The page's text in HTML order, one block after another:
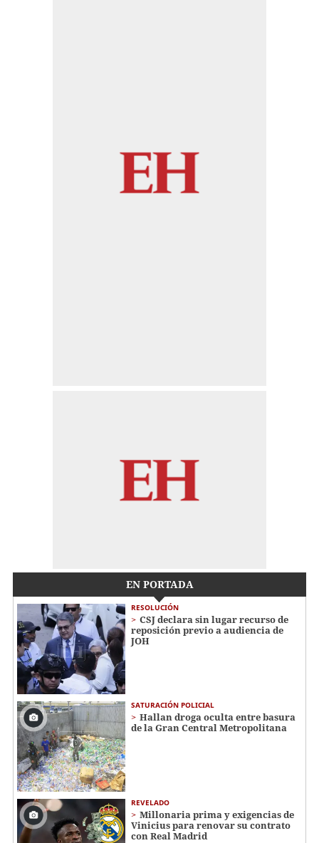
EN PORTADA
RESOLUCIÓN
CSJ declara sin lugar recurso de
reposición previo a audiencia de
JOH
SATURACIÓN POLICIAL
Hallan droga oculta entre basura
de la Gran Central Metropolitana
REVELADO
Millonaria prima y exigencias de
Vinicius para renovar su contrato
con Real Madrid